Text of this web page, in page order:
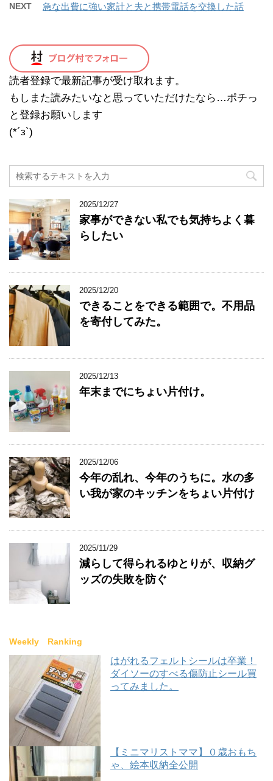
NEXT 急な出費に強い家計と夫と携帯電話を交換した話
読者登録で最新記事が受け取れます。
もしまた読みたいなと思っていただけたなら…ポチっ
と登録お願いします
(*´з`)
2025/12/27
家事ができない私でも気持ちよく暮
らしたい
2025/12/20
できることをできる範囲で。不用品
を寄付してみた。
2025/12/13
年末までにちょい片付け。
2025/12/06
今年の乱れ、今年のうちに。水の多
い我が家のキッチンをちょい片付け
2025/11/29
減らして得られるゆとりが、収納グ
ッズの失敗を防ぐ
Weekly Ranking
はがれるフェルトシールは卒業！
ダイソーのすべる傷防止シール買
ってみました。
【ミニマリストママ】０歳おもち
ゃ、絵本収納全公開